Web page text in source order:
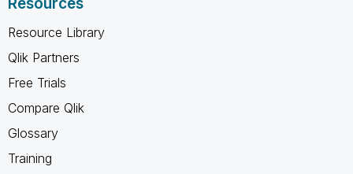
Resource Library
Qlik Partners
Free Trials
Compare Qlik
Glossary
Training